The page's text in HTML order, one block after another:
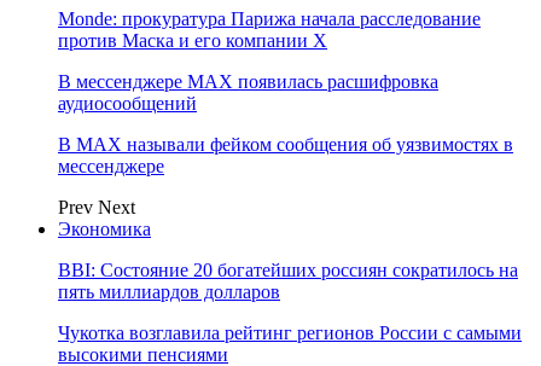
Monde: прокуратура Парижа начала расследование
против Маска и его компании X
В мессенджере MAX появилась расшифровка
аудиосообщений
В МAX называли фейком сообщения об уязвимостях в
мессенджере
Prev Next
Экономика
BBI: Состояние 20 богатейших россиян сократилось на
пять миллиардов долларов
Чукотка возглавила рейтинг регионов России с самыми
высокими пенсиями